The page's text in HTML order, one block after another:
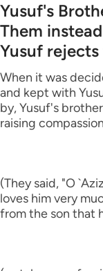
Yusuf's
Them
Yusuf
When it was
and kept with
by, Yusuf's
raising
(They said, "O
loves him very
from the son that